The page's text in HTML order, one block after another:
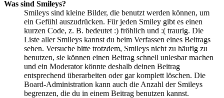
Was sind Smileys?
Smileys sind kleine Bilder, die benutzt werden können, um
ein Gefühl auszudrücken. Für jeden Smiley gibt es einen
kurzen Code, z. B. bedeutet :) fröhlich und :( traurig. Die
Liste aller Smileys kannst du beim Verfassen eines Beitrags
sehen. Versuche bitte trotzdem, Smileys nicht zu häufig zu
benutzen, sie können einen Beitrag schnell unlesbar machen
und ein Moderator könnte deshalb deinen Beitrag
entsprechend überarbeiten oder gar komplett löschen. Die
Board-Administration kann auch die Anzahl der Smileys
begrenzen, die du in einem Beitrag benutzen kannst.